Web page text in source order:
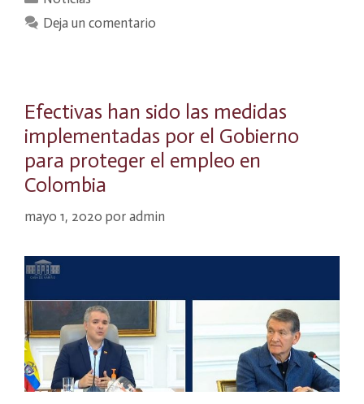
Deja un comentario
Efectivas han sido las medidas
implementadas por el Gobierno
para proteger el empleo en
Colombia
mayo 1, 2020 por admin